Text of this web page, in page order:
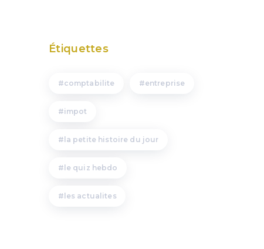
Étiquettes
comptabilite entreprise
impot
la petite histoire du jour
le quiz hebdo
les actualites